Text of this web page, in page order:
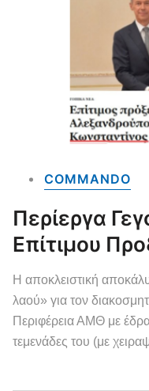
COMMANDO
Περίεργα
Επίτιμου
Η αποκλειστική
λαού» για τον
Περιφέρεια ΑΜΘ με
τεμενάδες του (με